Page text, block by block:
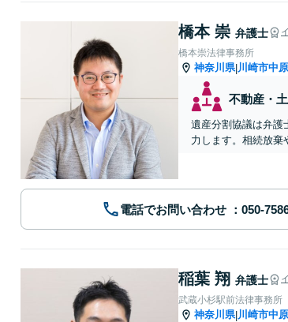
橋本 崇 弁護士
橋本崇法律事務所
神奈川県|川崎市中
不動産・
遺産分割協議は弁護
力します。相続放棄
電話でお問い合わせ
稲葉 翔 弁護士
武蔵小杉駅前法律事務所
神奈川県|川崎市中